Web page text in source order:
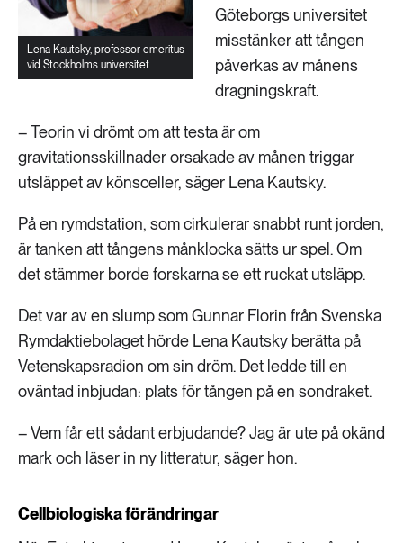
Lena Kautsky, professor emeritus
vid Stockholms universitet.
Göteborgs universitet
misstänker att tången
påverkas av månens
dragningskraft.
– Teorin vi drömt om att testa är om
gravitationsskillnader orsakade av månen triggar
utsläppet av könsceller, säger Lena Kautsky.
På en rymdstation, som cirkulerar snabbt runt jorden,
är tanken att tångens månklocka sätts ur spel. Om
det stämmer borde forskarna se ett ruckat utsläpp.
Det var av en slump som Gunnar Florin från Svenska
Rymdaktiebolaget hörde Lena Kautsky berätta på
Vetenskapsradion om sin dröm. Det ledde till en
oväntad inbjudan: plats för tången på en sondraket.
– Vem får ett sådant erbjudande? Jag är ute på okänd
mark och läser in ny litteratur, säger hon.
Cellbiologiska förändringar